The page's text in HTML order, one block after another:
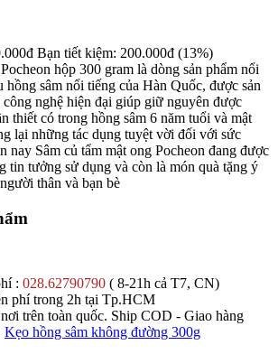
đ Bạn tiết kiệm: 200.000đ (13%)
hộp 300 gram là dòng sản phẩm nổi
sâm nổi tiếng của Hàn Quốc, được sản
nghệ hiện đại giúp giữ nguyên được
thiết có trong hồng sâm 6 năm tuổi và mật
lại những tác dụng tuyệt vời đối với sức
nay Sâm củ tẩm mật ong Pocheon đang được
tin tưởng sử dụng và còn là món quà tặng ý
thân và bạn bè
: 028.62790790 ( 8-21h cả T7, CN)
phí trong 2h tại Tp.HCM
trên toàn quốc. Ship COD - Giao hàng
Kẹo hồng sâm không đường 300g